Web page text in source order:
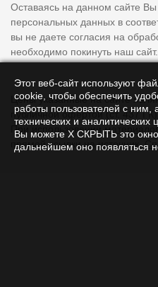
Оставаясь на данном сайте Вы
персональных данных в
вы не даете согласия на
необходимо покинуть наш сайт.
Цены указанные на сайте
публичной офертой (ст. 437
При использованииматериалов
прямой ссылки на источник.
Этот веб-сайт используют
cookie, чтобы обеспечить
работы пользователей с ним,
технических и аналитических
Вы можете Х СКРЫТЬ это
дальнейшем оно появляться